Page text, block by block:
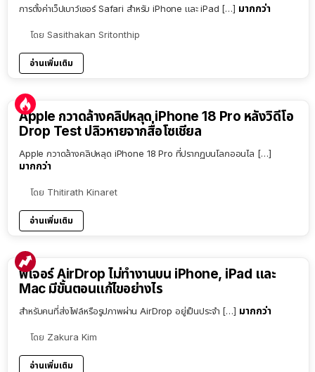
การตั้งค่าเว็ปเบาว์เซอร์ Safari สำหรับ iPhone และ iPad […] มากกว่า
โดย Sasithakan Sritonthip
อ่านเพิ่มเติม
Apple กวาดล้างคลิปหลุด iPhone 18 Pro หลังวิดีโอ
Drop Test ปลิวหายจากสื่อโซเชียล
Apple กวาดล้างคลิปหลุด iPhone 18 Pro ที่ปรากฏบนโลกออนไล […]
มากกว่า
โดย Thitirath Kinaret
อ่านเพิ่มเติม
ฟีเจอร์ AirDrop ไม่ทำงานบน iPhone, iPad และ
Mac มีขั้นตอนแก้ไขอย่างไร
สำหรับคนที่ส่งไฟล์หรือรูปภาพผ่าน AirDrop อยู่เป็นประจำ […] มากกว่า
โดย Zakura Kim
อ่านเพิ่มเติม